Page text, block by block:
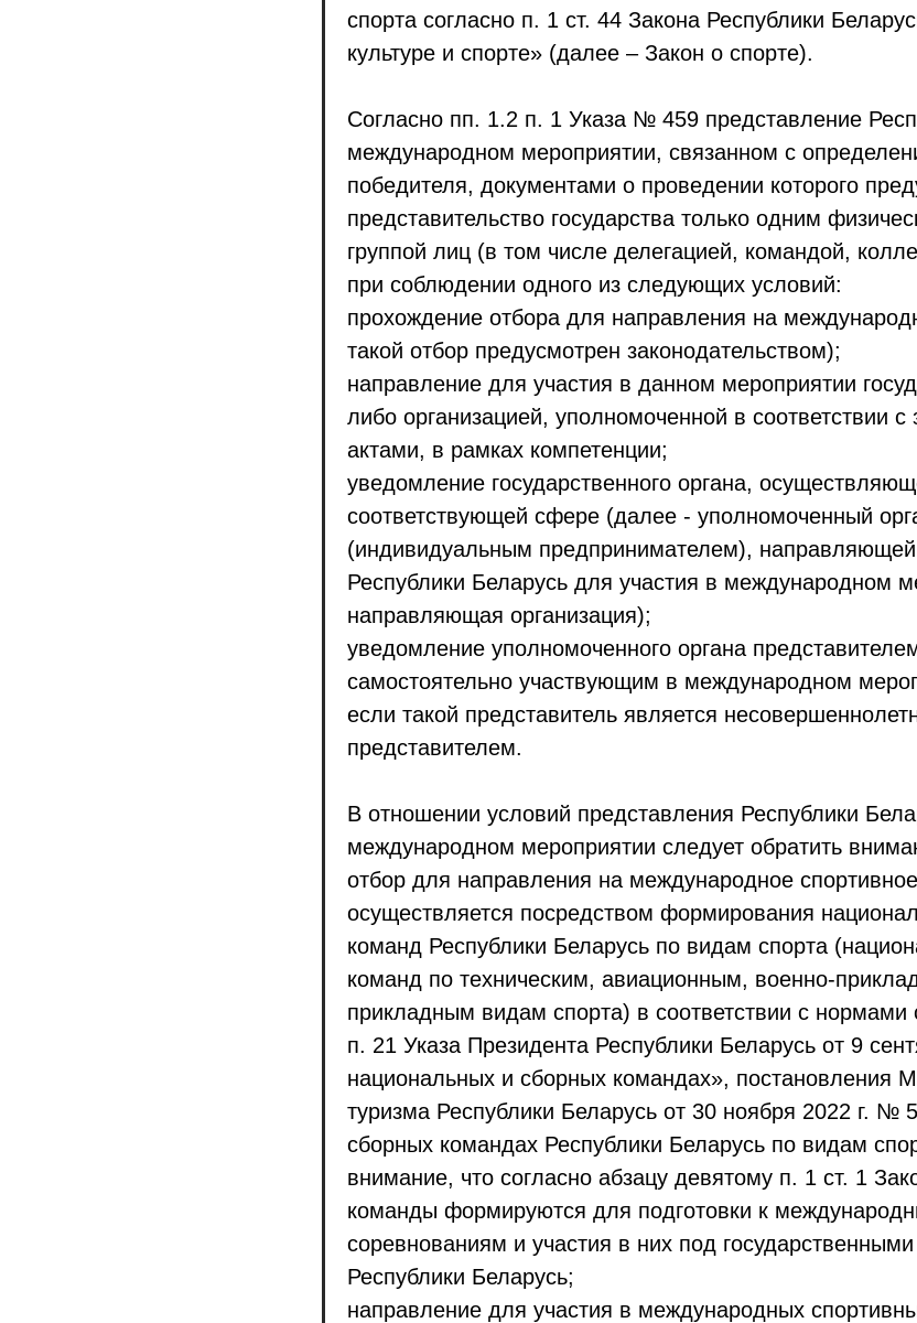
спорта согласно п. 1 ст. 44 Закона Республики
культуре и спорте» (далее – Закон о спорте).
Согласно пп. 1.2 п. 1 Указа № 459 представление
международном мероприятии, связанном с
победителя, документами о проведении которого
представительство государства только одним
группой лиц (в том числе делегацией, командой,
при соблюдении одного из следующих условий:
прохождение отбора для направления на
такой отбор предусмотрен законодательством);
направление для участия в данном мероприятии
либо организацией, уполномоченной в соответствии
актами, в рамках компетенции;
уведомление государственного органа,
соответствующей сфере (далее - уполномоченный
(индивидуальным предпринимателем), направляющей
Республики Беларусь для участия в международном
направляющая организация);
уведомление уполномоченного органа
самостоятельно участвующим в международном
если такой представитель является
представителем.
В отношении условий представления Республики
международном мероприятии следует обратить
отбор для направления на международное
осуществляется посредством формирования
команд Республики Беларусь по видам спорта
команд по техническим, авиационным, военно-
прикладным видам спорта) в соответствии с нормами
п. 21 Указа Президента Республики Беларусь от 9
национальных и сборных командах», постановления
туризма Республики Беларусь от 30 ноября 2022 г. №
сборных командах Республики Беларусь по видам
внимание, что согласно абзацу девятому п. 1 ст. 1
команды формируются для подготовки к
соревнованиям и участия в них под
Республики Беларусь;
направление для участия в международных